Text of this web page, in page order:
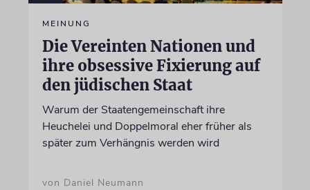
MEINUNG
Die Vereinten Nationen und
ihre obsessive Fixierung auf
den jüdischen Staat
Warum der Staatengemeinschaft ihre
Heuchelei und Doppelmoral eher früher als
später zum Verhängnis werden wird
von Daniel Neumann